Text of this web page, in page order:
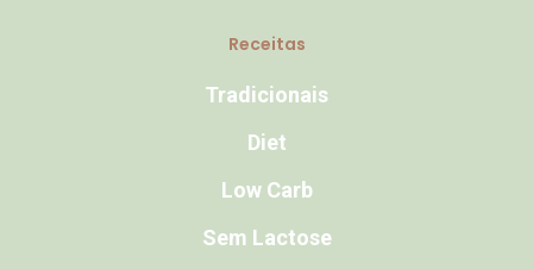
Receitas
Tradicionais
Diet
Low Carb
Sem Lactose